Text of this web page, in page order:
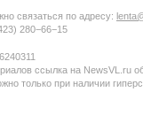
связаться по адресу:
280−66−15
ссылка на NewsVL.ru
только при наличии